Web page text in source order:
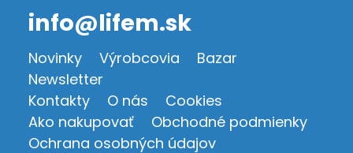
info@lifem.sk
Novinky Výrobcovia
Bazar
Newsletter
Kontakty
O nás
Cookies
Ako nakupovať
Obchodné podmienky
Ochrana osobných údajov